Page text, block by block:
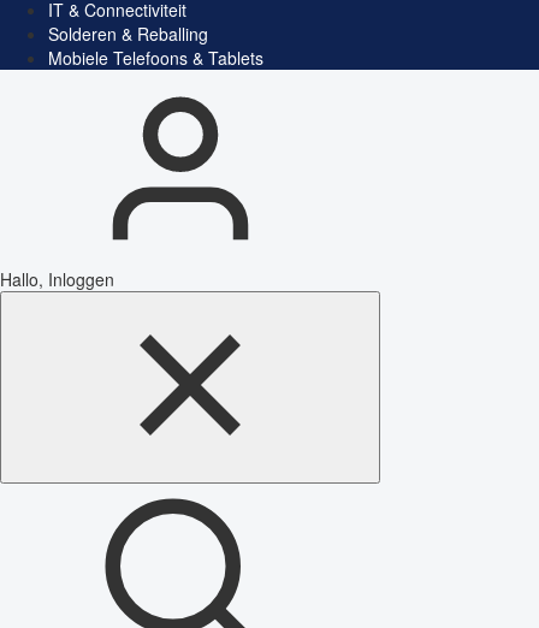
IT & Connectiviteit
Solderen & Reballing
Mobiele Telefoons & Tablets
Hallo, Inloggen